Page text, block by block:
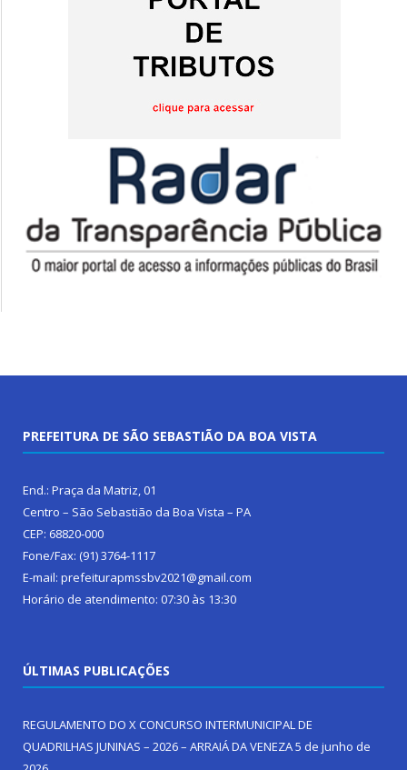
PREFEITURA DE SÃO SEBASTIÃO DA BOA VISTA
End.: Praça da Matriz, 01
Centro – São Sebastião da Boa Vista – PA
CEP: 68820-000
Fone/Fax: (91) 3764-1117
E-mail: prefeiturapmssbv2021@gmail.com
Horário de atendimento: 07:30 às 13:30
ÚLTIMAS PUBLICAÇÕES
REGULAMENTO DO X CONCURSO INTERMUNICIPAL DE
QUADRILHAS JUNINAS – 2026 – ARRAIÁ DA VENEZA5 de junho de